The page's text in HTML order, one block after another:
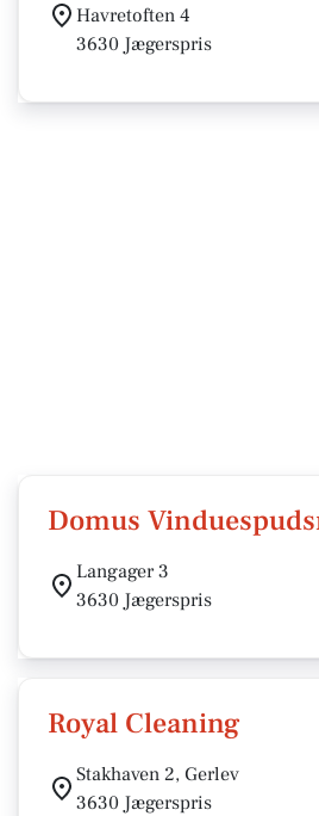
Havretoften 4
3630 Jægerspris
Domus
Langager 3
3630 Jægerspris
Royal Cleaning
Stakhaven 2, Gerlev
3630 Jægerspris